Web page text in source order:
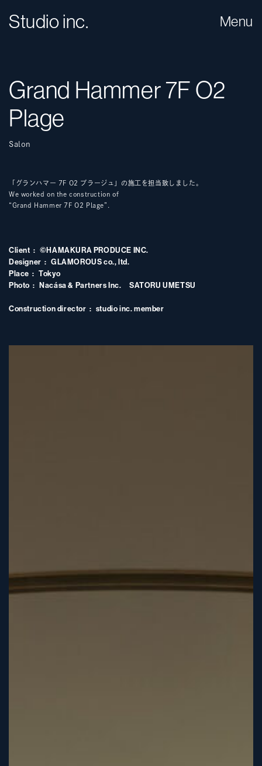
Studio inc. Menu
Grand Hammer 7F O2
Plage
Salon
「グランハマー 7F O2 プラージュ」の施工を担当致しました。
We worked on the construction of
“Grand Hammer 7F O2 Plage”.
Client
©HAMAKURA PRODUCE INC.
Designer
GLAMOROUS co., ltd.
Place
Tokyo
Photo
Nacása & Partners Inc. SATORU UMETSU
Construction director studio inc. member